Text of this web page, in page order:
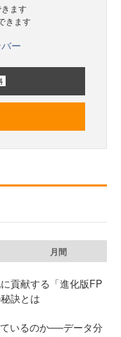
ます
きます
ー
月間
貢献する「進化版FP
訣とは
いるのか──データ分